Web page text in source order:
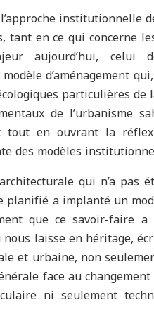
institutionnelle
en ce qui concerne
aujourd’hui, celui
d’aménagement
particulières de
de l’urbanisme
tout en ouvrant la
des modèles
qui n’a pas
planifié a implanté un
que ce savoir-faire a
nous laisse en héritage,
et urbaine, non
face au
ni seulement